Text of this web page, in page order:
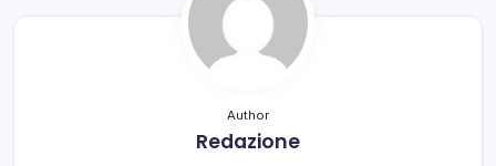
Author
Redazione